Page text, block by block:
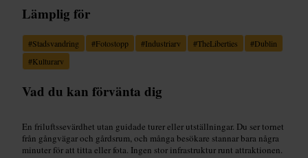
Lämplig för
#Stadsvandring #Fotostopp #Industriarv #TheLiberties #Dublin
#Kulturarv
Vad du kan förvänta dig
En friluftssevärdhet utan guidade turer eller utställningar. Du ser tornet
från gångvägar och gårdsrum, och många besökare stannar bara några
minuter för att titta eller fota. Ingen stor infrastruktur runt attraktionen.